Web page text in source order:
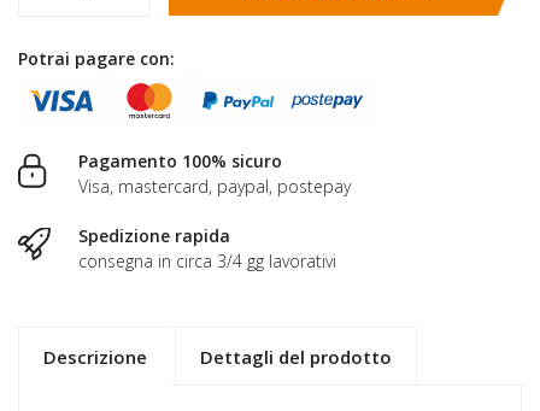
Potrai pagare con:
Pagamento 100% sicuro
Visa, mastercard, paypal, postepay
Spedizione rapida
consegna in circa 3/4 gg lavorativi
Descrizione Dettagli del prodotto